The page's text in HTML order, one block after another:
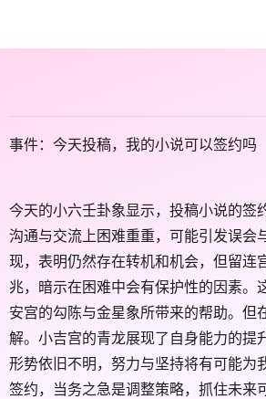
事件：今天投稿，我的小说可以签约吗
今天的小六壬卦象显示，投稿小说的签
沟通与交流上困难重重，可能引发误
现，表明仍然存在转机和机会，但留连
兆，暗示在困难中会有保护性的因素
安宫的勾陈与金星象所带来的帮助。
解。小吉宫的青龙展现了自身能力的提
形势依旧不明，努力与坚持将有可能为
签约，当务之急是调整策略，抓住未来